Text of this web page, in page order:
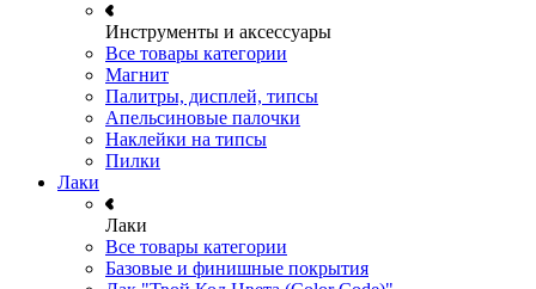
Инструменты и аксессуары
Все товары категории
Магнит
Палитры, дисплей, типсы
Апельсиновые палочки
Наклейки на типсы
Пилки
Лаки
Лаки
Все товары категории
Базовые и финишные покрытия